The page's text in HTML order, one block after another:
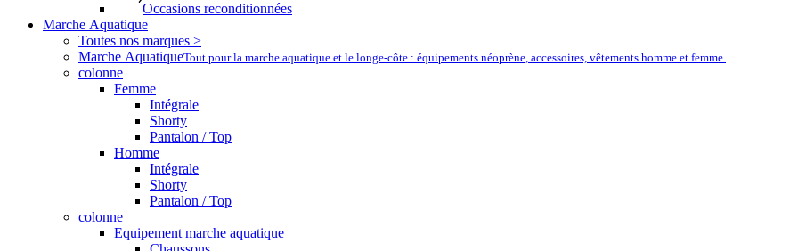
Occasions reconditionnées
Marche Aquatique
Toutes nos marques >
Marche AquatiqueTout pour la marche aquatique et le longe-côte : équipements néoprène, accessoires, vêtements homme et femme.
colonne
Femme
Intégrale
Shorty
Pantalon / Top
Homme
Intégrale
Shorty
Pantalon / Top
colonne
Equipement marche aquatique